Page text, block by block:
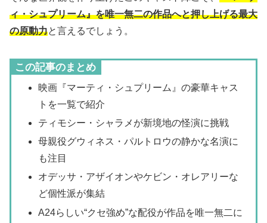
ィ・シュプリーム』を唯一無二の作品へと押し上げる最大
の原動力と言えるでしょう。
この記事のまとめ
映画『マーティ・シュプリーム』の豪華キャス
トを一覧で紹介
ティモシー・シャラメが新境地の怪演に挑戦
母親役グウィネス・パルトロウの静かな名演に
も注目
オデッサ・アザイオンやケビン・オレアリーな
ど個性派が集結
A24らしい“クセ強め”な配役が作品を唯一無二に